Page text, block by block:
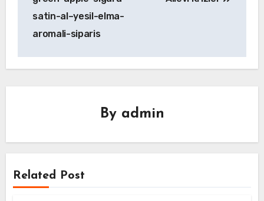
satin-al–yesil-elma-
aromali-siparis
By admin
Related Post